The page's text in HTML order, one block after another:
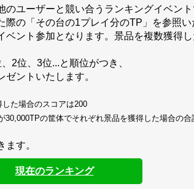
のユーザーと競い合うランキングイベント
際の「その台の1プレイ分のTP」を参照い
ベント参加となります。景品を複数獲得
2位、3位...と順位がつき、
ントいたします。
た場合のスコアは200
の筐体でそれぞれ景品を獲得した場合の合
す。
現在のランキング